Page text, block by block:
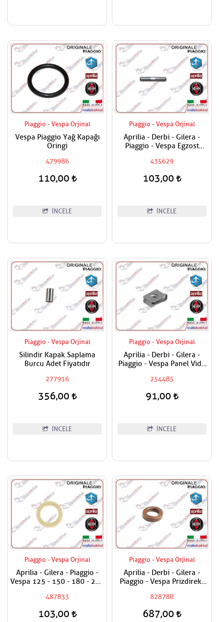
Piaggio - Vespa Orjinal
Vespa Piaggio Yağ Kapağı
Oringi
479986
110,00
İNCELE
Piaggio - Vespa Orjinal
Aprilia - Derbi - Gilera -
Piaggio - Vespa Egzost
Fiyatıdır
435629
103,00
İNCELE
Piaggio - Vespa Orjinal
Silindir Kapak Saplama
Burcu Adet Fiyatıdır
277916
356,00
İNCELE
Piaggio - Vespa Orjinal
Aprilia - Derbi - Gilera -
Piaggio - Vespa Panel Vida
254485
91,00
İNCELE
Piaggio - Vespa Orjinal
Aprilia - Gilera - Piaggio -
Vespa 125 - 150 - 180 - 200
Ağırlık Plastiği
487833
103,00
Piaggio - Vespa Orjinal
Aprilia - Derbi - Gilera -
Piaggio - Vespa Prizdirekt
82878R
687,00